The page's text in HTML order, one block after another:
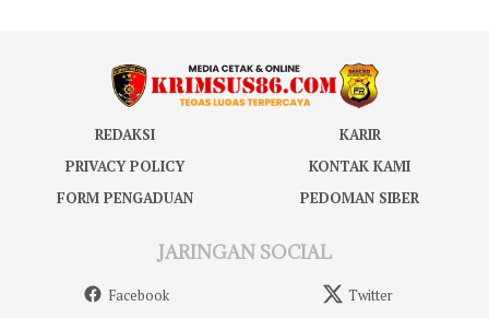
REDAKSI
KARIR
PRIVACY POLICY
KONTAK KAMI
FORM PENGADUAN
PEDOMAN SIBER
JARINGAN SOCIAL
Facebook
Twitter